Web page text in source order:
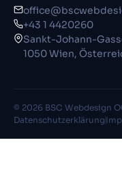
+43 1 4420260
Sankt-Johann-
1050 Wien,
© 2026 BSC Webdesign
Datenschutzerklärung